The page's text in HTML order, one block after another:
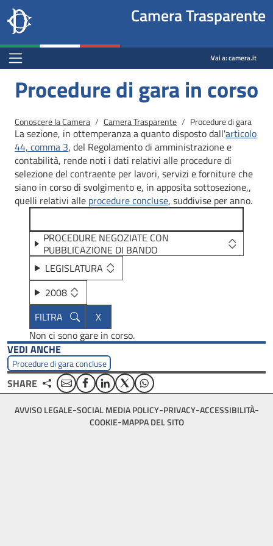
Salta al contenuto principale
Salta al menu di navigazione
Site
header
block
Camera dei deputati
Camera Trasparente
Menu Bar block
Vai a:camera.it
Procedure di gara in corso
Briciole di pane
Conoscere la Camera Camera Trasparente Procedure di gara
La sezione, in ottemperanza a quanto disposto dall'articolo
44, comma 3, del Regolamento di amministrazione e
contabilità, rende noti i dati relativi alle procedure di
selezione del contraente per lavori, servizi e forniture che
siano in corso di svolgimento e, in apposita sottosezione,,
quelli relativi alle procedure concluse, suddivise per anno.
PROCEDURE NEGOZIATE CON
PUBBLICAZIONE DI BANDO
LEGISLATURA
2008
Non ci sono gare in corso.
VEDI ANCHE
Procedure di gara concluse
SHARE EmailFacebookLinkedinTwitterWhatsApp
Footer
bottom
AVVISO LEGALE SOCIAL MEDIA POLICY PRIVACY ACCESSIBILITÀ
COOKIE MAPPA DEL SITO
Fine pagina
Salta al contenuto principale
Salta al menu di navigazione
Vai a inizio pagina